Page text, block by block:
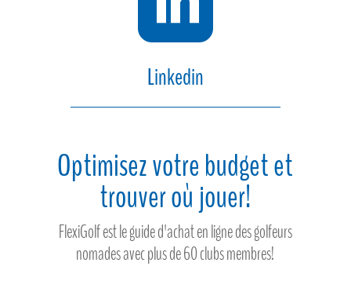
Linkedin
Optimisez votre budget et
trouver où jouer!
FlexiGolf est le guide d'achat en ligne des golfeurs
nomades avec plus de 60 clubs membres!